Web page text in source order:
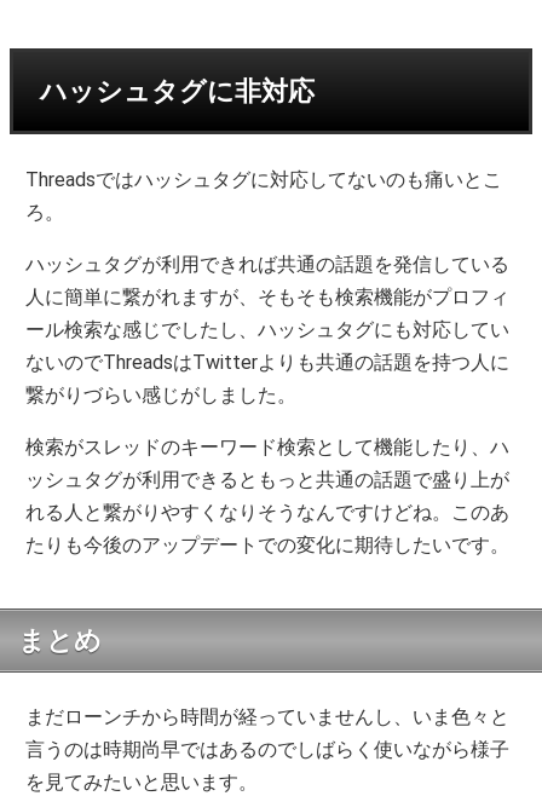
ハッシュタグに非対応
Threadsではハッシュタグに対応してないのも痛いとこ
ろ。
ハッシュタグが利用できれば共通の話題を発信している
人に簡単に繋がれますが、そもそも検索機能がプロフィ
ール検索な感じでしたし、ハッシュタグにも対応してい
ないのでThreadsはTwitterよりも共通の話題を持つ人に
繋がりづらい感じがしました。
検索がスレッドのキーワード検索として機能したり、ハ
ッシュタグが利用できるともっと共通の話題で盛り上が
れる人と繋がりやすくなりそうなんですけどね。このあ
たりも今後のアップデートでの変化に期待したいです。
まとめ
まだローンチから時間が経っていませんし、いま色々と
言うのは時期尚早ではあるのでしばらく使いながら様子
を見てみたいと思います。